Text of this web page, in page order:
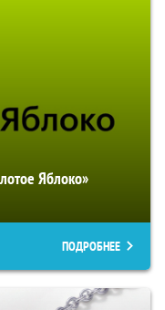
Яблоко»
ПОДРОБНЕЕ